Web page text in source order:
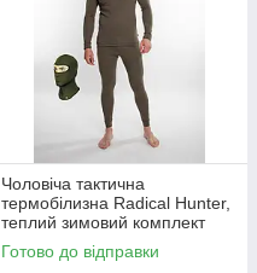
Чоловіча тактична
термобілизна Radical Hunter,
теплий зимовий комплект
для полювання, для
військових
Готово до відправки